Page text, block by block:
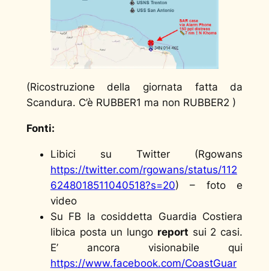
(Ricostruzione della giornata fatta da
Scandura. C’è RUBBER1 ma non RUBBER2 )
Fonti:
Libici su Twitter (Rgowans
https://twitter.com/rgowans/status/112
6248018511040518?s=20) – foto e
video
Su FB la cosiddetta Guardia Costiera
libica posta un lungo report sui 2 casi.
E’ ancora visionabile qui
https://www.facebook.com/CoastGuar